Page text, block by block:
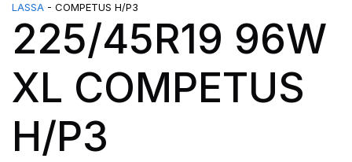
LASSA - COMPETUS H/P3
225/45R19 96W
XL COMPETUS
H/P3